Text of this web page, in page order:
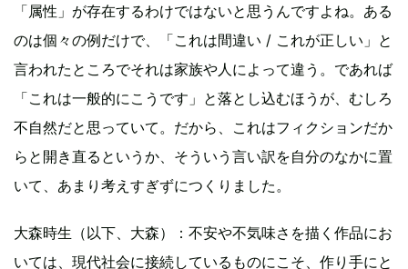
「属性」が存在するわけではないと思うんですよね。ある
のは個々の例だけで、「これは間違い / これが正しい」と
言われたところでそれは家族や人によって違う。であれば
「これは一般的にこうです」と落とし込むほうが、むしろ
不自然だと思っていて。だから、これはフィクションだか
らと開き直るというか、そういう言い訳を自分のなかに置
いて、あまり考えすぎずにつくりました。
大森時生（以下、大森）：不安や不気味さを描く作品にお
いては、現代社会に接続しているものにこそ、作り手にと